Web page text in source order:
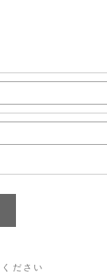
ださい